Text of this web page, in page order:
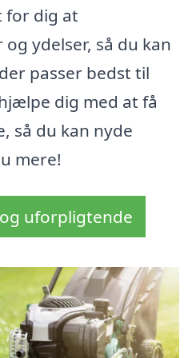
for dig at
ydelser, så du kan
passer bedst til
dig med at få
så du kan nyde
mere!
uforpligtende